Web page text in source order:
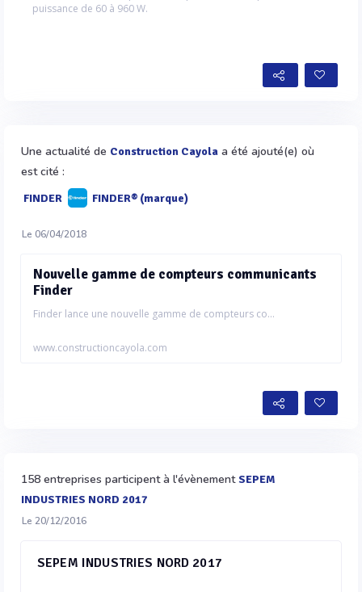
puissance de 60 à 960 W.
Une actualité de Construction Cayola a été ajouté(e) où
est cité :
FINDER FINDER® (marque)
Le 06/04/2018
Nouvelle gamme de compteurs communicants
Finder
Finder lance une nouvelle gamme de compteurs co...
www.constructioncayola.com
158 entreprises participent à l'évènement SEPEM
INDUSTRIES NORD 2017
Le 20/12/2016
SEPEM INDUSTRIES NORD 2017